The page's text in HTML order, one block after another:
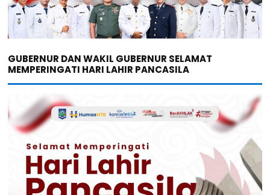
GUBERNUR DAN WAKIL GUBERNUR SELAMAT
MEMPERINGATI HARI LAHIR PANCASILA